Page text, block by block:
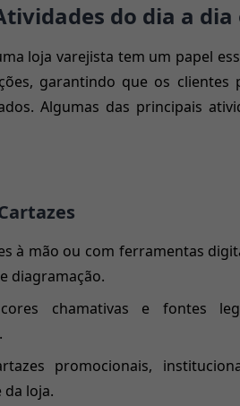
do dia a
loja varejista tem um papel
garantindo que os clientes
Algumas das principais
à mão ou com ferramentas
diagramação.
cores chamativas e fontes
promocionais,
da loja.